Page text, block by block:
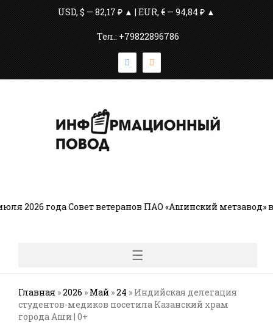
USD, $ — 82,17 ₽ ▲ | EUR, € — 94,84 ₽ ▲
Тел.: +79822896786
2026 года Совет ветеранов ПАО «Ашинский метзавод»
☰
Главная »2026 » Май »24 » Индийская делегация
студентов-медиков посетила Казанский храм
города Аши | 0+